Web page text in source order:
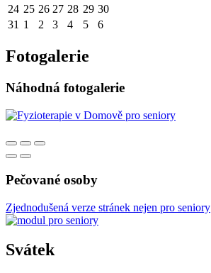
24 25 26 27 28 29 30
31 1 2 3 4 5 6
Fotogalerie
Náhodná fotogalerie
Pečované osoby
Zjednodušená verze stránek nejen pro seniory
Svátek